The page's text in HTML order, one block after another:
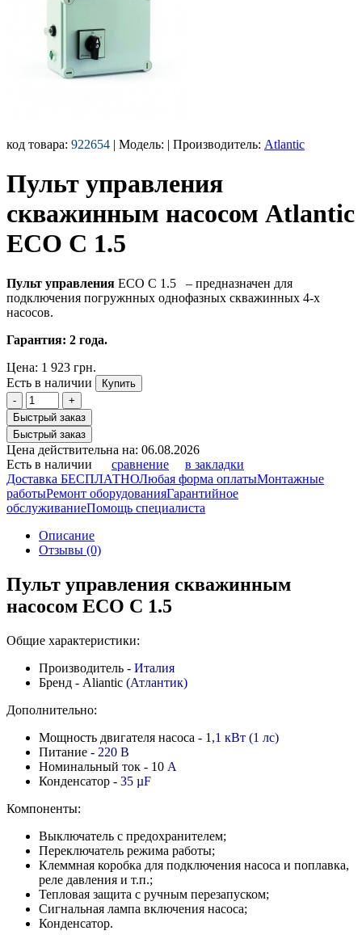
код товара: 922654 | Модель: | Производитель: Atlantic
Пульт управления
скважинным насосом Atlantic
ECO C 1.5
Пульт управления ECO C 1.5
– предназначен для
подключения погружнных однофазных скважинных 4-х
насосов.
Гарантия: 2 года.
Цена: 1 923 грн.
Есть в наличии
Купить
-
+
Быстрый заказ
Быстрый заказ
Цена действительна на: 06.08.2026
Есть в наличии
сравнение
в закладки
Доставка БЕСПЛАТНОЛюбая форма оплатыМонтажные
работыРемонт оборудованияГарантийное
обслуживаниеПомощь специалиста
Описание
Отзывы (0)
Пульт управления скважинным
насосом ECO C 1.5
Общие характеристики:
Производитель - Италия
Бренд - Aliantic (Атлантик)
Дополнительно:
Мощность двигателя насоса - 1 ,1 кВт (1 лс)
Питание - 220 В
Номинальный ток - 10 А
Конденсатор - 35 µF
Компоненты:
Выключатель с предохранителем;
Переключатель режима работы;
Клеммная коробка для подключения насоса и поплавка,
реле давления и т.п.;
Тепловая защита с ручным перезапуском;
Сигнальная лампа включения насоса;
Конденсатор.